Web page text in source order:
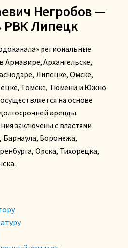
Негробов —
РВК Липецк
региональные
Архангельске,
Липецке, Омске,
Томске, Тюмени и Южно-
на основе
аренды.
заключены с властями
Барнаула, Воронежа,
Орска, Тихорецка,